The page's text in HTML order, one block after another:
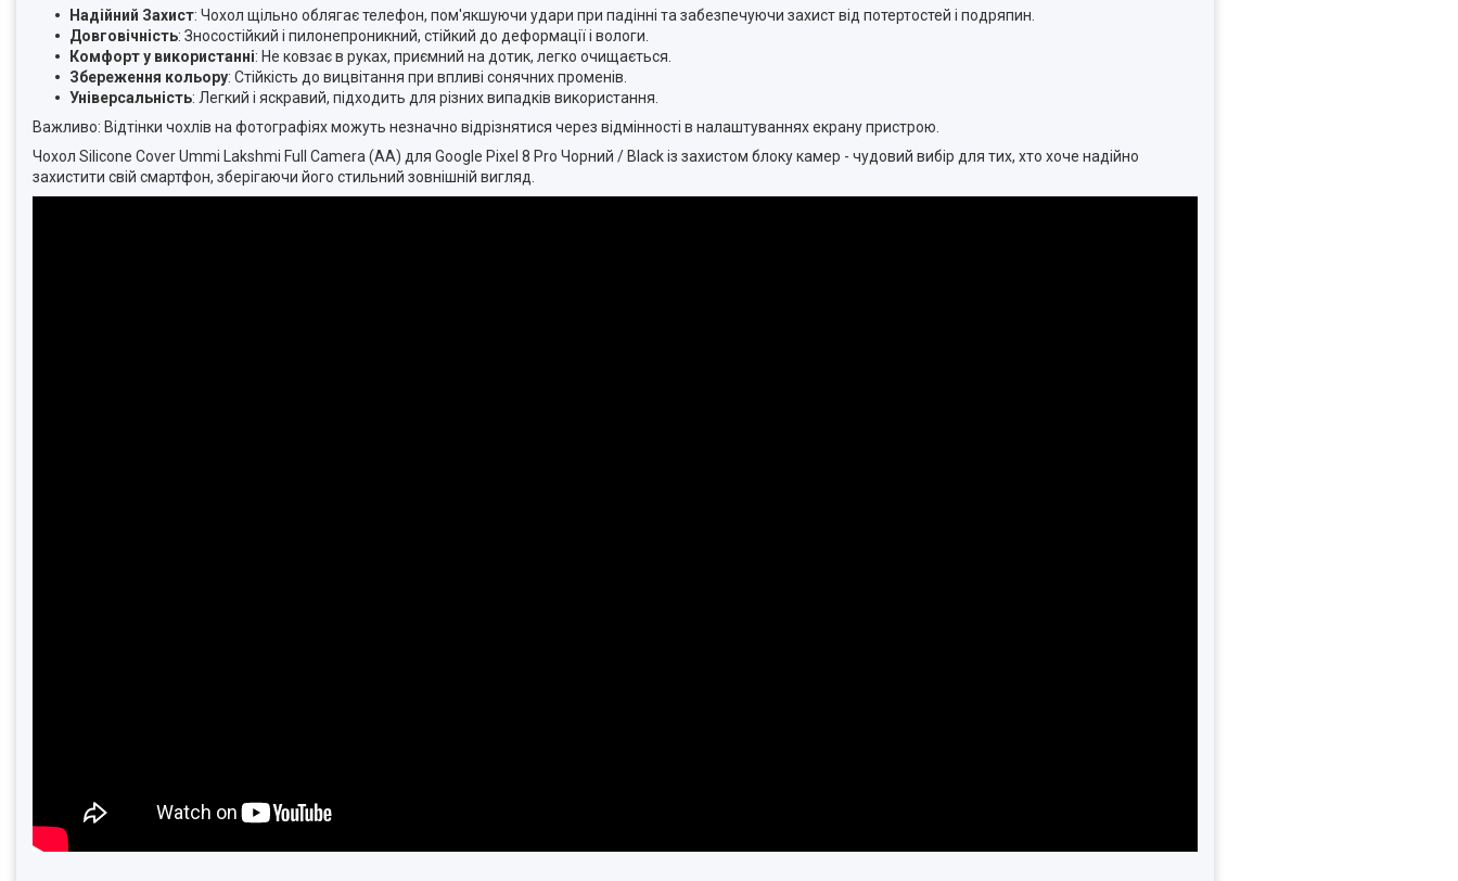
Надійний Захист: Чохол щільно облягає телефон, пом'якшуючи удари при падінні та забезпечуючи захист від потертостей і подряпин.
Довговічність: Зносостійкий і пилонепроникний, стійкий до деформації і вологи.
Комфорт у використанні: Не ковзає в руках, приємний на дотик, легко очищається.
Збереження кольору: Стійкість до вицвітання при впливі сонячних променів.
Універсальність: Легкий і яскравий, підходить для різних випадків використання.
Важливо: Відтінки чохлів на фотографіях можуть незначно відрізнятися через відмінності в налаштуваннях екрану пристрою.
Чохол Silicone Cover Ummi Lakshmi Full Camera (AA) для Google Pixel 8 Pro Чорний / Black із захистом блоку камер - чудовий вибір для тих, хто хоче надійно
захистити свій смартфон, зберігаючи його стильний зовнішній вигляд.